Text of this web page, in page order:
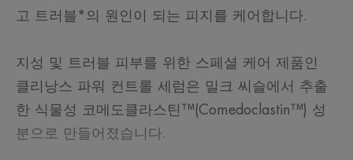
고 트러블*의 원인이 되는 피지를 케어합니다.
지성 및 트러블 피부를 위한 스페셜 케어 제품인
클리낭스 파워 컨트롤 세럼은 밀크 씨슬에서 추출
한 식물성 코메도클라스틴™(Comedoclastin™) 성
분으로 만들어졌습니다.